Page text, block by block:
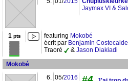
Jaymax VI &
1pts featuring Mokobé
écrit par Benjamin Costecalde
Traoré
& Jason Diakiadi
Mokobé
6. 05/2016